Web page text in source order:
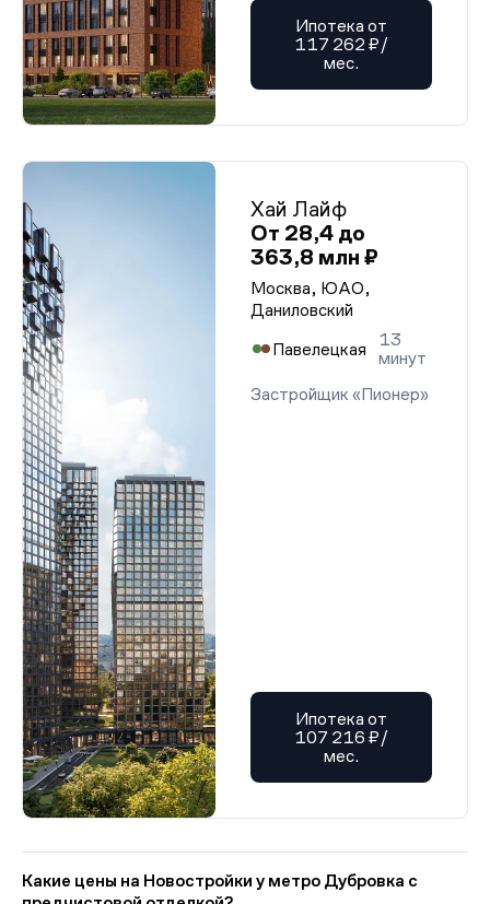
Ипотека от
117 262 ₽/
мес.
Хай Лайф
От 28,4 до
363,8 млн ₽
Москва, ЮАО,
Даниловский
Павелецкая
13
минут
Застройщик «Пионер»
Ипотека от
107 216 ₽/
мес.
Какие цены на Новостройки у метро Дубровка с